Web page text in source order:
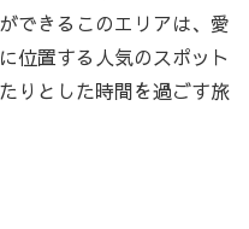
できるこのエリアは、愛
位置する人気のスポット
りとした時間を過ごす旅